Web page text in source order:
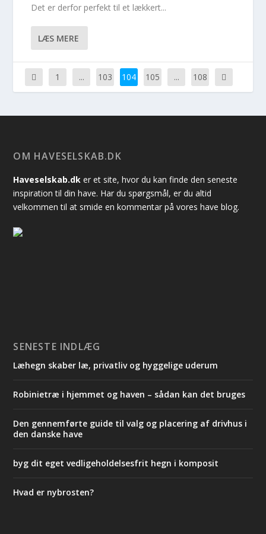
Det er derfor perfekt til et lækkert...
LÆS MERE
1 ... 103 104 105 ... 108
OM HAVESELSKAB.DK
Haveselskab.dk er et site, hvor du kan finde den seneste
inspiration til din have. Har du spørgsmål, er du altid
velkommen til at smide en kommentar på vores have blog.
SENESTE INDLÆG
Læhegn skaber læ, privatliv og hyggelige uderum
Robinietræ i hjemmet og haven – sådan kan det bruges
Den gennemførte guide til valg og placering af drivhus i
den danske have
byg dit eget vedligeholdelsesfrit hegn i komposit
Hvad er nybrosten?